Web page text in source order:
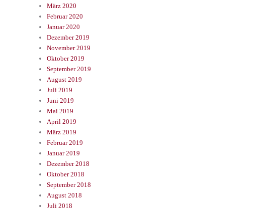
März 2020
Februar 2020
Januar 2020
Dezember 2019
November 2019
Oktober 2019
September 2019
August 2019
Juli 2019
Juni 2019
Mai 2019
April 2019
März 2019
Februar 2019
Januar 2019
Dezember 2018
Oktober 2018
September 2018
August 2018
Juli 2018